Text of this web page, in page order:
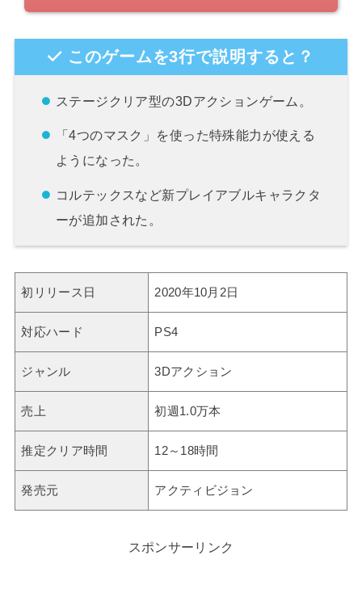
このゲームを3行で説明すると？
ステージクリア型の3Dアクションゲーム。
「4つのマスク」を使った特殊能力が使える
ようになった。
コルテックスなど新プレイアブルキャラクタ
ーが追加された。
初リリース日 2020年10月2日
対応ハード PS4
ジャンル 3Dアクション
売上 初週1.0万本
推定クリア時間 12～18時間
発売元 アクティビジョン
スポンサーリンク